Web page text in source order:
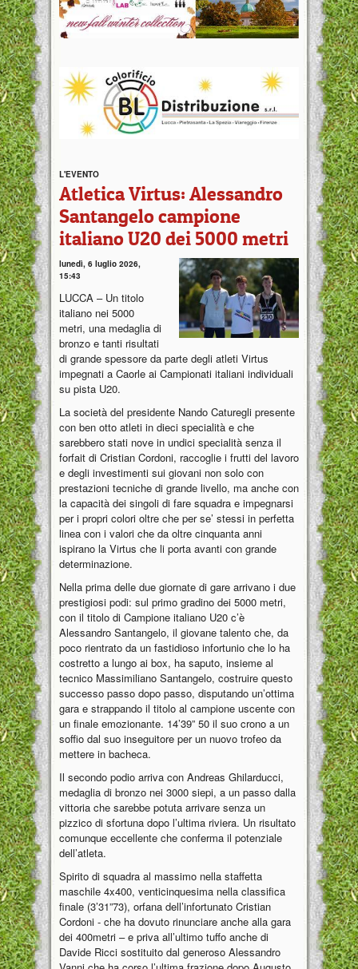
L'EVENTO
Atletica Virtus: Alessandro
Santangelo campione
italiano U20 dei 5000 metri
lunedì, 6 luglio 2026,
15:43
LUCCA – Un titolo
italiano nei 5000
metri, una medaglia di
bronzo e tanti risultati
di grande spessore da parte degli atleti Virtus
impegnati a Caorle ai Campionati italiani individuali
su pista U20.
La società del presidente Nando Caturegli presente
con ben otto atleti in dieci specialità e che
sarebbero stati nove in undici specialità senza il
forfait di Cristian Cordoni, raccoglie i frutti del lavoro
e degli investimenti sui giovani non solo con
prestazioni tecniche di grande livello, ma anche con
la capacità dei singoli di fare squadra e impegnarsi
per i propri colori oltre che per se’ stessi in perfetta
linea con i valori che da oltre cinquanta anni
ispirano la Virtus che li porta avanti con grande
determinazione.
Nella prima delle due giornate di gare arrivano i due
prestigiosi podi: sul primo gradino dei 5000 metri,
con il titolo di Campione italiano U20 c’è
Alessandro Santangelo, il giovane talento che, da
poco rientrato da un fastidioso infortunio che lo ha
costretto a lungo ai box, ha saputo, insieme al
tecnico Massimiliano Santangelo, costruire questo
successo passo dopo passo, disputando un’ottima
gara e strappando il titolo al campione uscente con
un finale emozionante. 14’39” 50 il suo crono a un
soffio dal suo inseguitore per un nuovo trofeo da
mettere in bacheca.
Il secondo podio arriva con Andreas Ghilarducci,
medaglia di bronzo nei 3000 siepi, a un passo dalla
vittoria che sarebbe potuta arrivare senza un
pizzico di sfortuna dopo l’ultima riviera. Un risultato
comunque eccellente che conferma il potenziale
dell’atleta.
Spirito di squadra al massimo nella staffetta
maschile 4x400, venticinquesima nella classifica
finale (3’31”73), orfana dell’infortunato Cristian
Cordoni - che ha dovuto rinunciare anche alla gara
dei 400metri – e priva all’ultimo tuffo anche di
Davide Ricci sostituito dal generoso Alessandro